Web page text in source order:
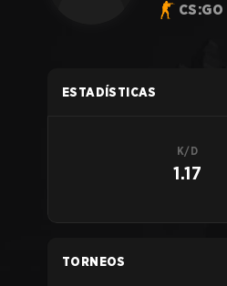
CS:GO
ESTADÍSTICAS
K/D
1.17
TORNEOS